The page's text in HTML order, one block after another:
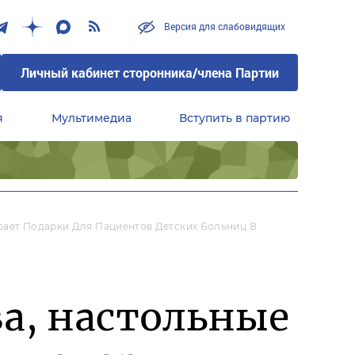
Версия для слабовидящих
Личный кабинет сторонника/члена Партии
Мультимедиа Вступить в партию
Подарки Для Пациентов Детских Больниц В
настольные